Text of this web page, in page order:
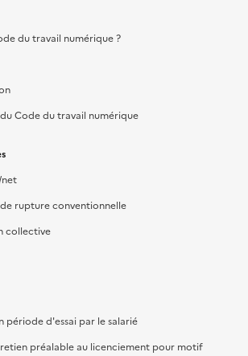
du travail numérique ?
Code du travail numérique
rupture conventionnelle
collective
période d'essai par le salarié
préalable au licenciement pour motif